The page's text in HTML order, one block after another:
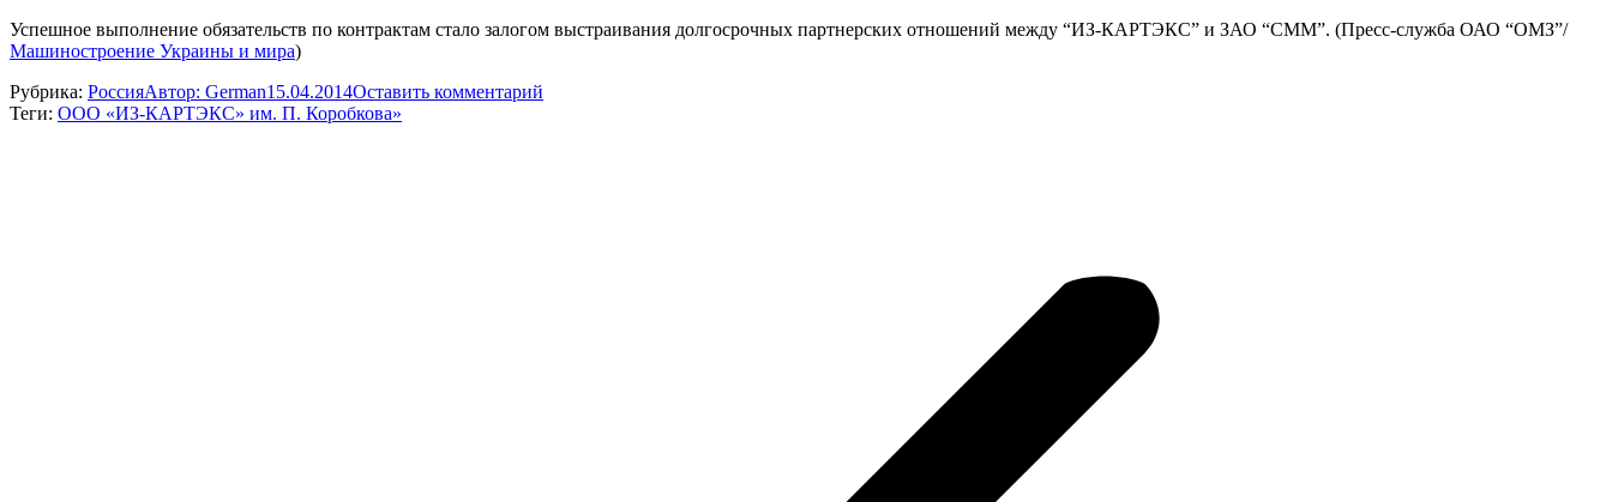
Успешное выполнение обязательств по контрактам стало залогом выстраивания долгосрочных партнерских отношений между “ИЗ-КАРТЭКС” и ЗАО “СММ”. (Пресс-служба ОАО “ОМЗ”/
Машиностроение Украины и мира)
Рубрика: РоссияАвтор: German15.04.2014Оставить комментарий
Теги: ООО «ИЗ-КАРТЭКС» им. П. Коробкова»